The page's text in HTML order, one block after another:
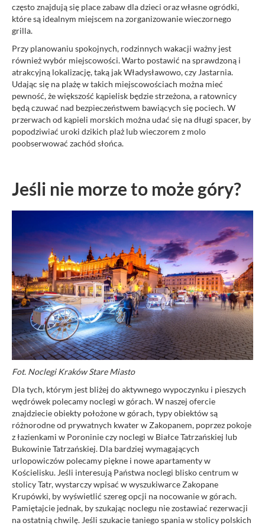
często znajdują się place zabaw dla dzieci oraz własne ogródki,
które są idealnym miejscem na zorganizowanie wieczornego
grilla.
Przy planowaniu spokojnych, rodzinnych wakacji ważny jest
również wybór miejscowości. Warto postawić na sprawdzoną i
atrakcyjną lokalizację, taką jak Władysławowo, czy Jastarnia.
Udając się na plażę w takich miejscowościach można mieć
pewność, że większość kąpielisk będzie strzeżona, a ratownicy
będą czuwać nad bezpieczeństwem bawiących się pociech. W
przerwach od kąpieli morskich można udać się na długi spacer, by
popodziwiać uroki dzikich plaż lub wieczorem z molo
poobserwować zachód słońca.
Jeśli nie morze to może góry?
Fot. Noclegi Kraków Stare Miasto
Dla tych, którym jest bliżej do aktywnego wypoczynku i pieszych
wędrówek polecamy noclegi w górach. W naszej ofercie
znajdziecie obiekty położone w górach, typy obiektów są
różnorodne od prywatnych kwater w Zakopanem, poprzez pokoje
z łazienkami w Poroninie czy noclegi w Białce Tatrzańskiej lub
Bukowinie Tatrzańskiej. Dla bardziej wymagających
urlopowiczów polecamy piękne i nowe apartamenty w
Kościelisku. Jeśli interesują Państwa noclegi blisko centrum w
stolicy Tatr, wystarczy wpisać w wyszukiwarce Zakopane
Krupówki, by wyświetlić szereg opcji na nocowanie w górach.
Pamiętajcie jednak, by szukając noclegu nie zostawiać rezerwacji
na ostatnią chwilę. Jeśli szukacie taniego spania w stolicy polskich